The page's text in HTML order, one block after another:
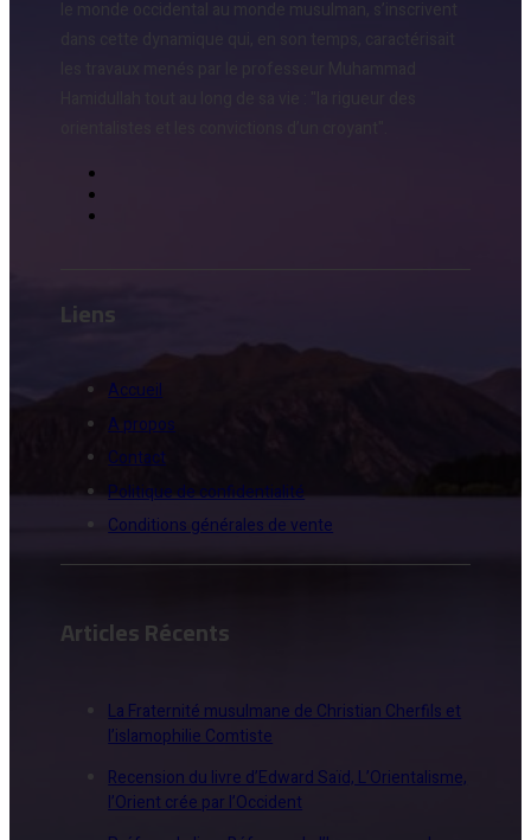
Liens
Accueil
A propos
Contact
Politique de confidentialité
Conditions générales de vente
Articles Récents
La Fraternité musulmane de Christian Cherfils et
l’islamophilie Comtiste
Recension du livre d’Edward Saïd, L’Orientalisme,
l’Orient crée par l’Occident